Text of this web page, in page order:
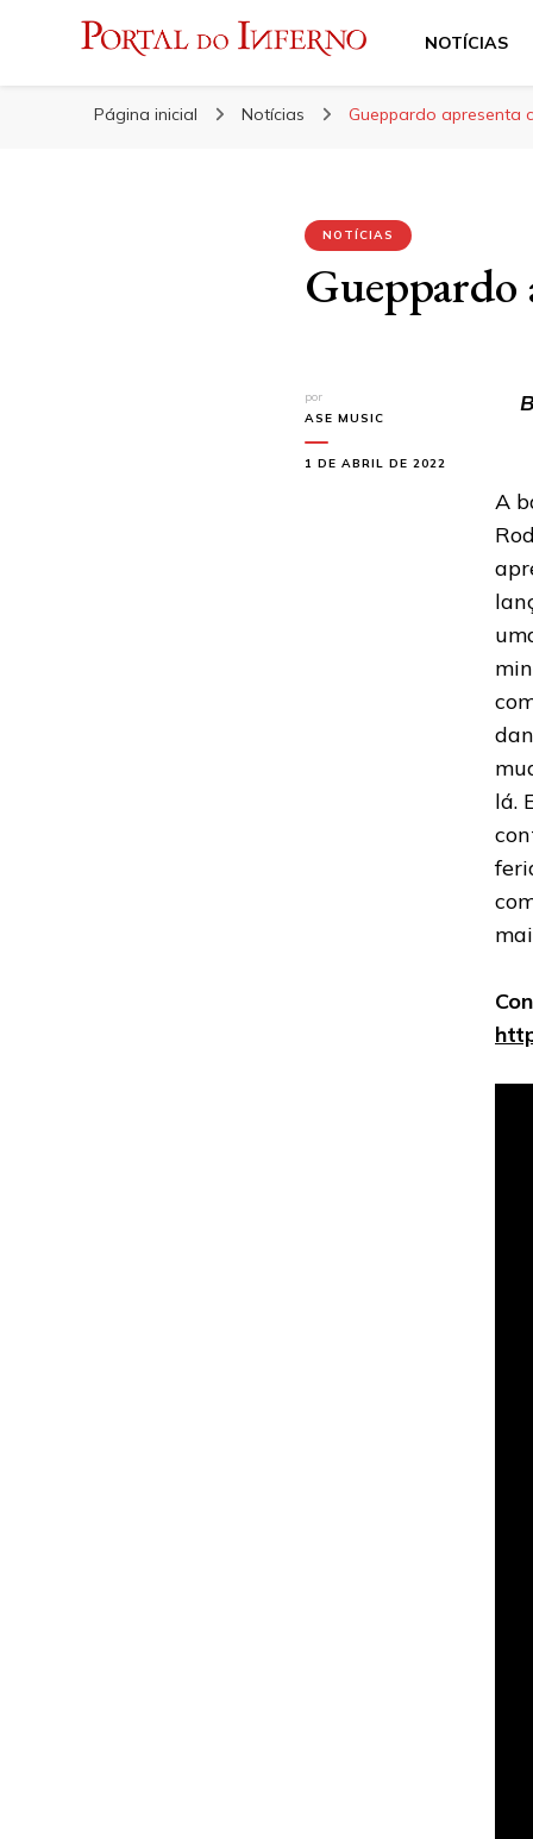
Portal do Inferno
NOTÍCIAS
Página inicial Notícias Gueppardo apresenta
NOTÍCIAS
Gueppardo
por
ASE MUSIC
1 DE ABRIL DE 2022
A
lá.